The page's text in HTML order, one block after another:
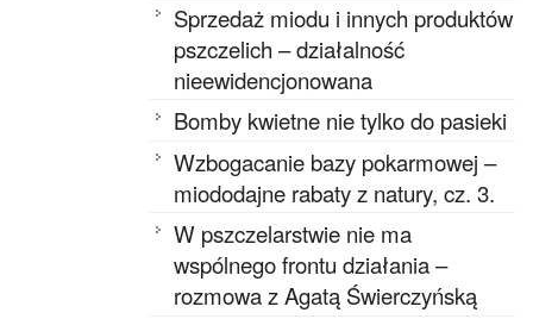
Sprzedaż miodu i innych produktów
pszczelich – działalność
nieewidencjonowana
Bomby kwietne nie tylko do pasieki
Wzbogacanie bazy pokarmowej –
miododajne rabaty z natury, cz. 3.
W pszczelarstwie nie ma
wspólnego frontu działania –
rozmowa z Agatą Świerczyńską